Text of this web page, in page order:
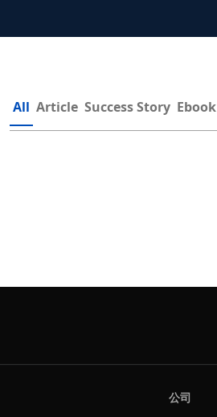
All Article Success Story Ebook
公司